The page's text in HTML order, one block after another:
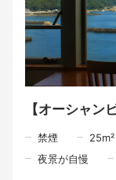
【オーシャン
禁煙 25m²
夜景が自慢